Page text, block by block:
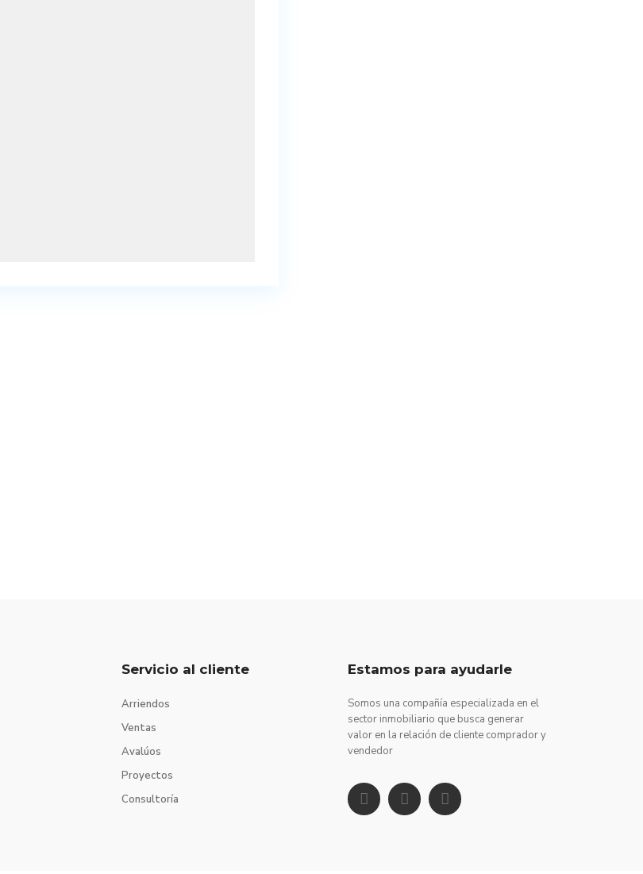
Servicio al cliente
Arriendos
Ventas
Avalúos
Proyectos
Consultoría
Estamos para ayudarle
Somos una compañía especializada en el
sector inmobiliario que busca generar
valor en la relación de cliente comprador y
vendedor